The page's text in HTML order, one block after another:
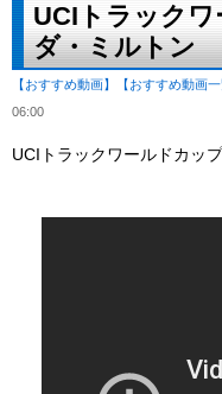
UCIトラック
ダ・ミルトン
【おすすめ動画】 【おすすめ動画一
06:00
UCIトラックワールドカッ